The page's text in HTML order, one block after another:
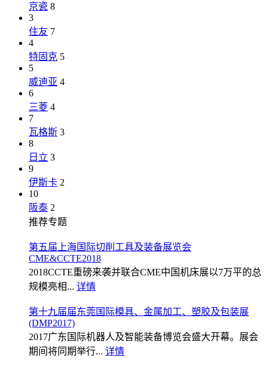
京瓷 8
3
住友 7
4
特固克 5
5
威迪亚 4
6
三菱 4
7
瓦格斯 3
8
日立 3
9
伊斯卡 2
10
阪泰 2
推荐专题
第五届上海国际切削工具及装备展览会
CME&CCTE2018
2018CCTE重磅来袭并联合CME中国机床展以7万平的总
规模亮相... 详情
第十九届届东莞国际模具、金属加工、塑胶及包装展
(DMP2017)
2017广东国际机器人及智能装备博览会盛大开幕。展会
期间将同期举行... 详情